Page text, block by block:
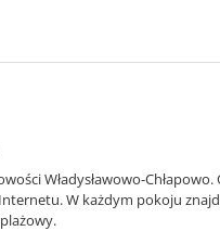
Władysławowo-Chłapowo.
W każdym pokoju